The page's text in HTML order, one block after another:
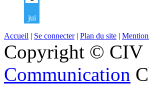
jui
Accueil | Se connecter| Plan du site |
Copyright © CIV
Communication